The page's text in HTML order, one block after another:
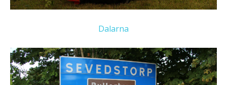
Dalarna